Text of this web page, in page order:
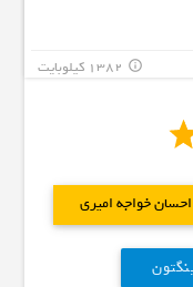
1382 کیلوبایت info_outline
خواجه امیری